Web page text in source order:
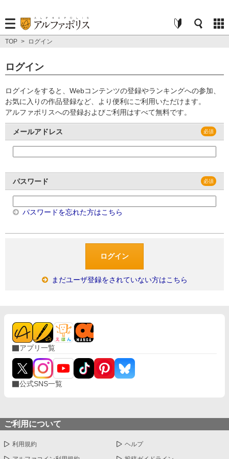
TOP > ログイン
ログイン
ログインをすると、Webコンテンツの登録やランキングへの参加、
お気に入りの作品登録など、より便利にご利用いただけます。
アルファポリスへの登録およびご利用はすべて無料です。
メールアドレス
パスワード
パスワードを忘れた方はこちら
まだユーザ登録をされていない方はこちら
アプリ一覧
公式SNS一覧
ご利用について
利用規約 ヘルプ